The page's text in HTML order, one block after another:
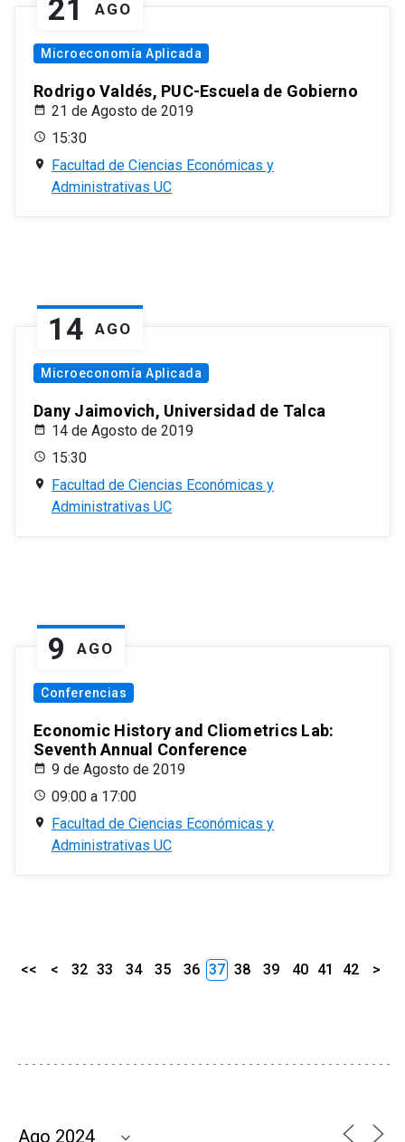
21 AGO
Microeconomía Aplicada
Rodrigo Valdés, PUC-Escuela de Gobierno
21 de Agosto de 2019
15:30
Facultad de Ciencias Económicas y
Administrativas UC
14 AGO
Microeconomía Aplicada
Dany Jaimovich, Universidad de Talca
14 de Agosto de 2019
15:30
Facultad de Ciencias Económicas y
Administrativas UC
9 AGO
Conferencias
Economic History and Cliometrics Lab:
Seventh Annual Conference
9 de Agosto de 2019
09:00 a 17:00
Facultad de Ciencias Económicas y
Administrativas UC
<< < 32 33 34 35 36 37 38 39 40 41 42 >